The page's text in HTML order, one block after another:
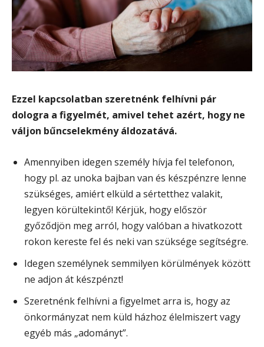
Ezzel kapcsolatban szeretnénk felhívni pár
dologra a figyelmét, amivel tehet azért, hogy ne
váljon bűncselekmény áldozatává.
Amennyiben idegen személy hívja fel telefonon,
hogy pl. az unoka bajban van és készpénzre lenne
szükséges, amiért elküld a sértetthez valakit,
legyen körültekintő! Kérjük, hogy először
győződjön meg arról, hogy valóban a hivatkozott
rokon kereste fel és neki van szüksége segítségre.
Idegen személynek semmilyen körülmények között
ne adjon át készpénzt!
Szeretnénk felhívni a figyelmet arra is, hogy az
önkormányzat nem küld házhoz élelmiszert vagy
egyéb más „adományt”.